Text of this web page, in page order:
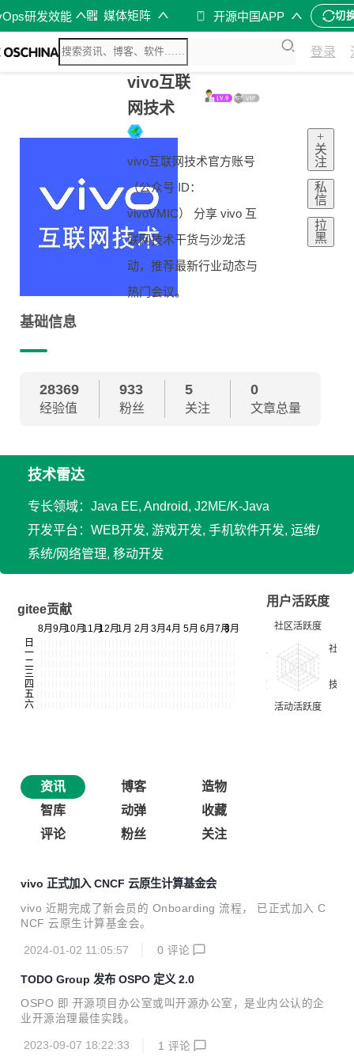
研发效能 媒体矩阵 开源中国APP 切
登录
vivo互联
网技术
vivo互联网技术官方账号
（公众号 ID：
vivoVMIC） 分享 vivo 互
联网技术干货与沙龙活
动，推荐最新行业动态与
热门会议。
+
关
注
私
信
拉
黑
基础信息
28369
经验值
933
粉丝
5
关注
0
文章总量
技术雷达
专长领域：Java EE, Android, J2ME/K-Java
开发平台：WEB开发, 游戏开发, 手机软件开发, 运维/
系统/网络管理, 移动开发
gitee贡献
用户活跃度
资讯 博客
造物
智库
动弹
收藏
评论
粉丝 关注
vivo 正式加入 CNCF 云原生计算基金会
vivo 近期完成了新会员的 Onboarding 流程， 已正式加入 C
NCF 云原生计算基金会。
2024-01-02 11:05:57 0 评论
TODO Group 发布 OSPO 定义 2.0
OSPO 即 开源项目办公室或叫开源办公室，是业内公认的企
业开源治理最佳实践。
2023-09-07 18:22:33 1 评论